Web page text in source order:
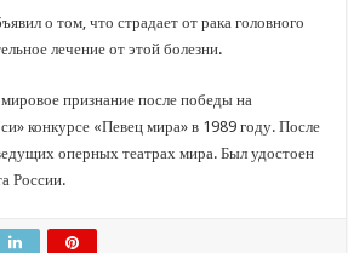
о том, что страдает от рака головного
лечение от этой болезни.
признание после победы на
конкурсе «Певец мира» в 1989 году. После
оперных театрах мира. Был удостоен
России.